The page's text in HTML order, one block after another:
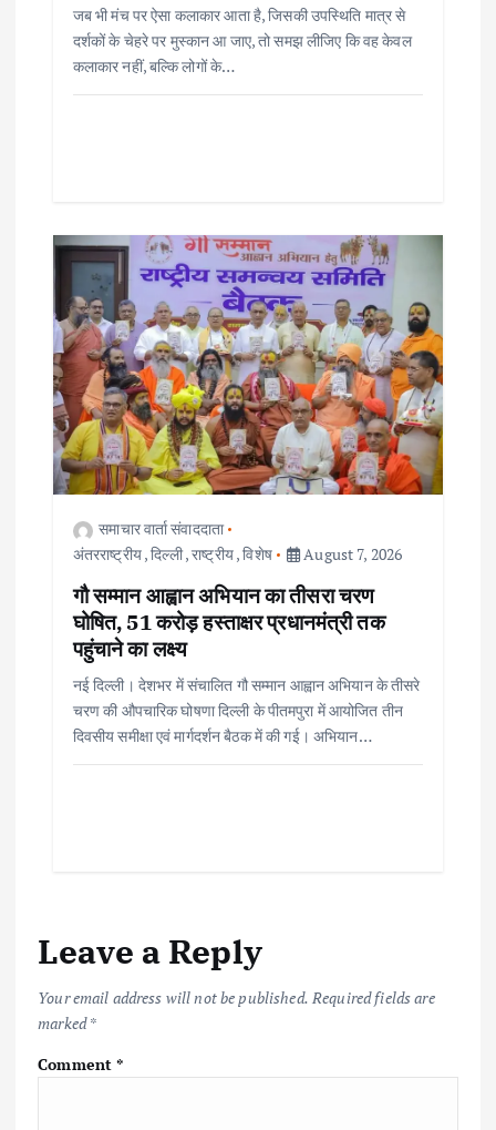
जब भी मंच पर ऐसा कलाकार आता है, जिसकी उपस्थिति मात्र से
दर्शकों के चेहरे पर मुस्कान आ जाए, तो समझ लीजिए कि वह केवल
कलाकार नहीं, बल्कि लोगों के…
समाचार वार्ता संवाददाता
अंतरराष्ट्रीय,दिल्ली,राष्ट्रीय,विशेष August 7, 2026
गौ सम्मान आह्वान अभियान का तीसरा चरण
घोषित, 51 करोड़ हस्ताक्षर प्रधानमंत्री तक
पहुंचाने का लक्ष्य
नई दिल्ली। देशभर में संचालित गौ सम्मान आह्वान अभियान के तीसरे
चरण की औपचारिक घोषणा दिल्ली के पीतमपुरा में आयोजित तीन
दिवसीय समीक्षा एवं मार्गदर्शन बैठक में की गई। अभियान…
Leave a Reply
Your email address will not be published. Required fields are
marked*
Comment*